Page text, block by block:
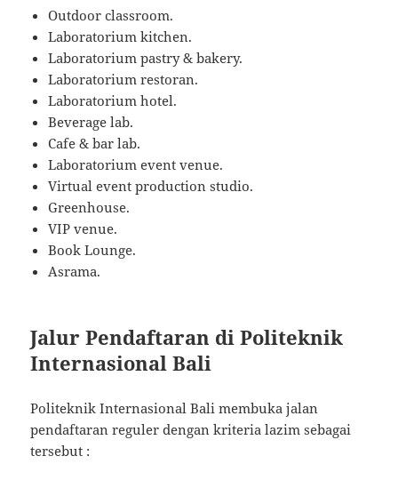
Outdoor classroom.
Laboratorium kitchen.
Laboratorium pastry & bakery.
Laboratorium restoran.
Laboratorium hotel.
Beverage lab.
Cafe & bar lab.
Laboratorium event venue.
Virtual event production studio.
Greenhouse.
VIP venue.
Book Lounge.
Asrama.
Jalur Pendaftaran di Politeknik
Internasional Bali
Politeknik Internasional Bali membuka jalan
pendaftaran reguler dengan kriteria lazim sebagai
tersebut :